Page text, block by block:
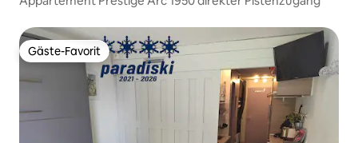
Gäste-Favorit
Gäste-Favorit